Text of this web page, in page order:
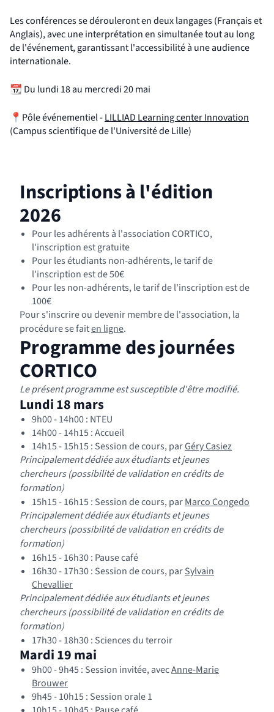
Les conférences se dérouleront en deux langages (Français et
Anglais), avec une interprétation en simultanée tout au long
de l'événement, garantissant l'accessibilité à une audience
internationale.
📆 Du lundi 18 au mercredi 20 mai
📍Pôle événementiel -LILLIAD Learning center Innovation
(Campus scientifique de l'Université de Lille)
Inscriptions à l'édition
2026
Pour les adhérents à l'association CORTICO,
l'inscription est gratuite
Pour les étudiants non-adhérents, le tarif de
l'inscription est de 50€
Pour les non-adhérents, le tarif de l'inscription est de
100€
Pour s'inscrire ou devenir membre de l'association, la
procédure se faiten ligne(nouvelle fenêtre)
.
Programme des journées
CORTICO
Le présent programme est susceptible d'être modifié.
Lundi 18 mars
9h00 - 14h00 : NTEU
14h00 - 14h15 : Accueil
14h15 - 15h15 : Session de cours, parGéry Casiez(nouvelle
Principalement dédiée aux étudiants et jeunes
chercheurs (possibilité de validation en crédits de
formation)
15h15 - 16h15 : Session de cours, parMarco Congedo
Principalement dédiée aux étudiants et jeunes
chercheurs (possibilité de validation en crédits de
formation)
16h15 - 16h30 : Pause café
16h30 - 17h30 : Session de cours, parSylvain
Chevallier(nouvelle fenêtre)
Principalement dédiée aux étudiants et jeunes
chercheurs (possibilité de validation en crédits de
formation)
17h30 - 18h30 : Sciences du terroir
Mardi 19 mai
9h00 - 9h45 : Session invitée, avecAnne-Marie
Brouwer(nouvelle fenêtre)
9h45 - 10h15 : Session orale 1